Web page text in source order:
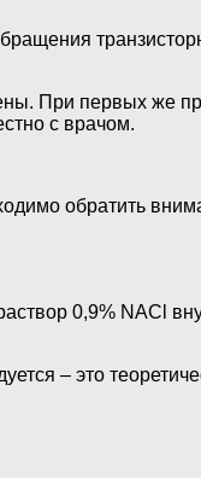
При первых же
с врачом.
обратить
0,9% NACl
– это